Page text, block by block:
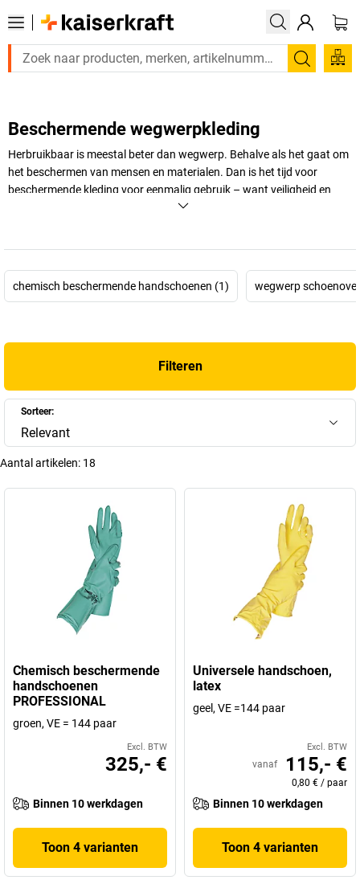
Zoeken
Beschermende wegwerpkleding
Herbruikbaar is meestal beter dan wegwerp. Behalve als het gaat om
het beschermen van mensen en materialen. Dan is het tijd voor
beschermende kleding voor eenmalig gebruik – want veiligheid en
hygiëne komen hier altijd op de eerste plaats. Ontdek nu alles over
+Meer weergeven
chemisch beschermende handschoenen (1)
wegwerp
Filteren
Sorteer:
Relevant
Aantal artikelen: 18
Chemisch beschermende
handschoenen
PROFESSIONAL
groen, VE = 144 paar
Excl. BTW
325,- €
Binnen 10 werkdagen
Toon 4 varianten
Universele handschoen,
latex
geel, VE =144 paar
Excl. BTW
vanaf 115,- €
0,80 € / paar
Binnen 10 werkdagen
Toon 4 varianten